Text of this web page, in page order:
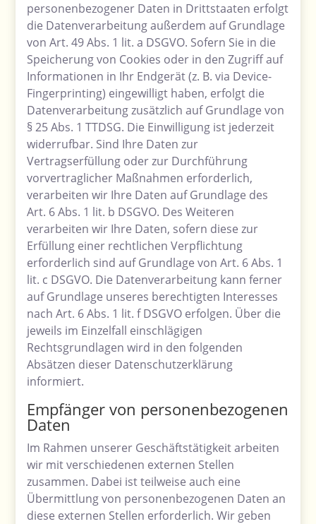
personenbezogener Daten in Drittstaaten erfolgt
die Datenverarbeitung außerdem auf Grundlage
von Art. 49 Abs. 1 lit. a DSGVO. Sofern Sie in die
Speicherung von Cookies oder in den Zugriff auf
Informationen in Ihr Endgerät (z. B. via Device-
Fingerprinting) eingewilligt haben, erfolgt die
Datenverarbeitung zusätzlich auf Grundlage von
§ 25 Abs. 1 TTDSG. Die Einwilligung ist jederzeit
widerrufbar. Sind Ihre Daten zur
Vertragserfüllung oder zur Durchführung
vorvertraglicher Maßnahmen erforderlich,
verarbeiten wir Ihre Daten auf Grundlage des
Art. 6 Abs. 1 lit. b DSGVO. Des Weiteren
verarbeiten wir Ihre Daten, sofern diese zur
Erfüllung einer rechtlichen Verpflichtung
erforderlich sind auf Grundlage von Art. 6 Abs. 1
lit. c DSGVO. Die Datenverarbeitung kann ferner
auf Grundlage unseres berechtigten Interesses
nach Art. 6 Abs. 1 lit. f DSGVO erfolgen. Über die
jeweils im Einzelfall einschlägigen
Rechtsgrundlagen wird in den folgenden
Absätzen dieser Datenschutzerklärung
informiert.
Empfänger von personenbezogenen
Daten
Im Rahmen unserer Geschäftstätigkeit arbeiten
wir mit verschiedenen externen Stellen
zusammen. Dabei ist teilweise auch eine
Übermittlung von personenbezogenen Daten an
diese externen Stellen erforderlich. Wir geben